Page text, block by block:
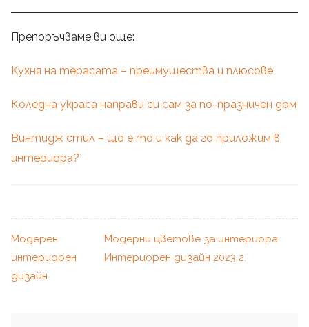
Препоръчваме ви още:
Кухня на терасата – преимущества и плюсове
Коледна украса направи си сам за по-празничен дом
Винтидж стил – що е то и как да го приложим в
интериора?
Модерен
интериорен
дизайн
Модерни цветове за интериора:
Интериорен дизайн 2023 г.